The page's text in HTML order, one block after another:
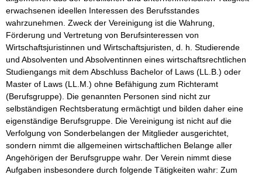
erwachsenen ideellen Interessen des Berufsstandes
wahrzunehmen. Zweck der Vereinigung ist die Wahrung,
Förderung und Vertretung von Berufsinteressen von
Wirtschaftsjuristinnen und Wirtschaftsjuristen, d. h. Studierende
und Absolventen und Absolventinnen eines wirtschaftsrechtlichen
Studiengangs mit dem Abschluss Bachelor of Laws (LL.B.) oder
Master of Laws (LL.M.) ohne Befähigung zum Richteramt
(Berufsgruppe). Die genannten Personen sind nicht zur
selbständigen Rechtsberatung ermächtigt und bilden daher eine
eigenständige Berufsgruppe. Die Vereinigung ist nicht auf die
Verfolgung von Sonderbelangen der Mitglieder ausgerichtet,
sondern nimmt die allgemeinen wirtschaftlichen Belange aller
Angehörigen der Berufsgruppe wahr. Der Verein nimmt diese
Aufgaben insbesondere durch folgende Tätigkeiten wahr: Zum